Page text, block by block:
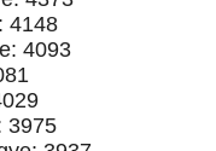
4148
4093
3975